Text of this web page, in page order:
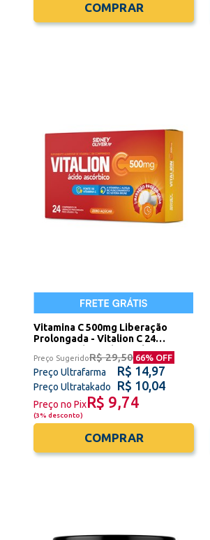
COMPRAR
Vitamina C 500mg Liberação
Prolongada - Vitalion C 24
Comprimidos Sidney Oliveira
Preço SugeridoR$ 29,50 66% OFF
Preço Ultrafarma R$ 14,97
Preço Ultratakado R$ 10,04
Preço no PixR$ 9,74
(3% desconto)
COMPRAR